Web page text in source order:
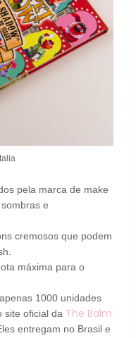
pela marca de make
e
cremosos que podem
máxima para o
1000 unidades
site oficial da The Balm
entregam no Brasil e